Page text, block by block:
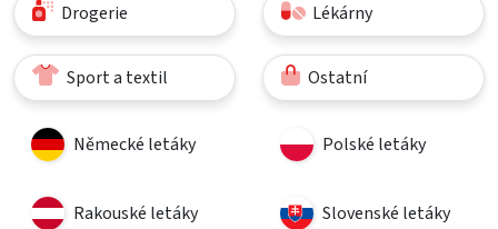
Drogerie Lékárny
Sport a textil Ostatní
Německé letáky Polské letáky
Rakouské letáky Slovenské letáky